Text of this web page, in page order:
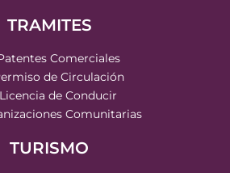
TRAMITES
Comerciales
de Circulación
Licencia de Conducir
Comunitarias
TURISMO